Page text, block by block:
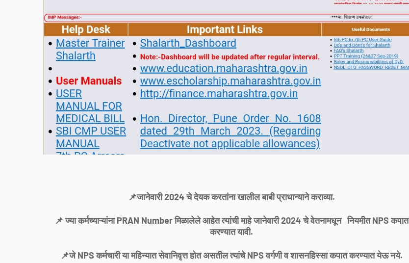
📌जानेवारी 2024 चे देयक करतांना खालील बाबी प्राधान्याने कराव्या.
📌 ज्या कर्मच्याऱ्यांना PRAN Number मिळालेले आहेत त्यांची माहे जानेवारी 2024 चे वेतनामधून नियमीत NPS कपात
करण्यात यावी.
📌जे NPS कर्मचारी या महिन्यात सेवानिवृत्त होत असतील त्यांचे NPS वर्गणी व शासनहिस्सा कपात करण्यात येऊ नये.